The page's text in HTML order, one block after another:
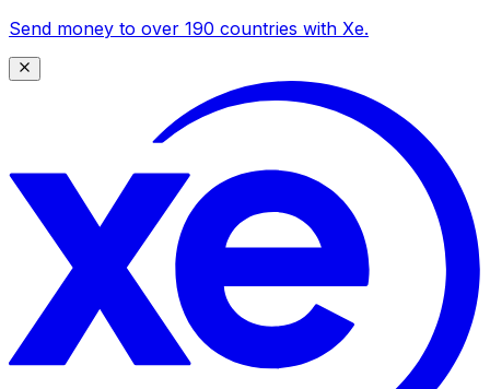
Send money to over 190 countries with Xe.